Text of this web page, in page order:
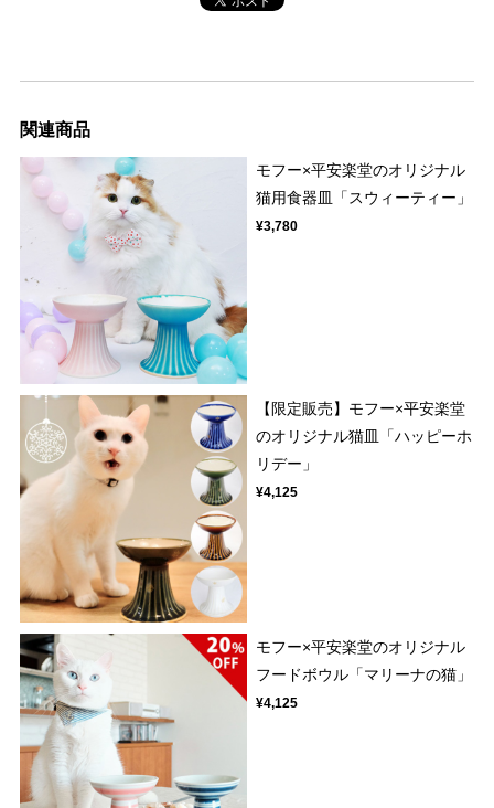
関連商品
モフー×平安楽堂のオリジナル
猫用食器皿「スウィーティー」
¥3,780
【限定販売】モフー×平安楽堂
のオリジナル猫皿「ハッピーホ
リデー」
¥4,125
モフー×平安楽堂のオリジナル
フードボウル「マリーナの猫」
¥4,125